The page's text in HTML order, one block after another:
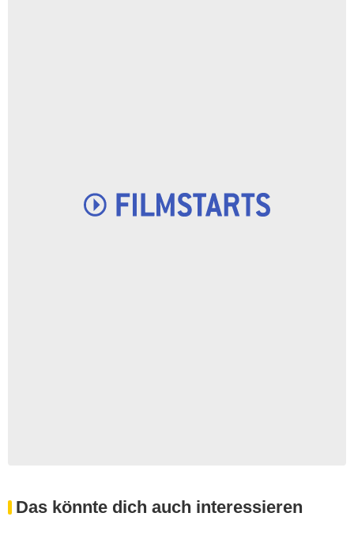
Das könnte dich auch interessieren